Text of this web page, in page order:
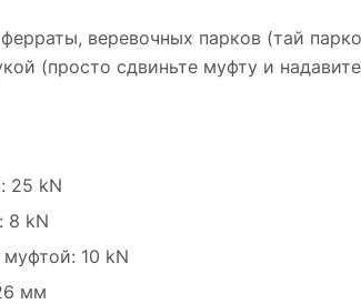
веревочных парков (тай
(просто сдвиньте муфту и
25 kN
8 kN
10 kN
мм